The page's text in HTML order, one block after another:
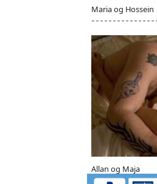
Maria og Hossein
Allan og Maja